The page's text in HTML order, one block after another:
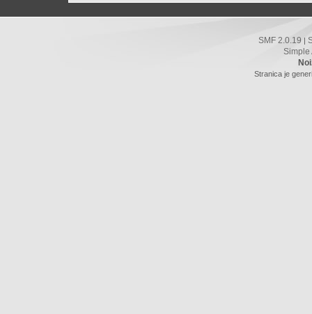
SMF 2.0.19
Simple
Stranica je